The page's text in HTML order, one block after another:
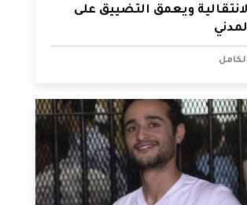
ويعمق التضييق على